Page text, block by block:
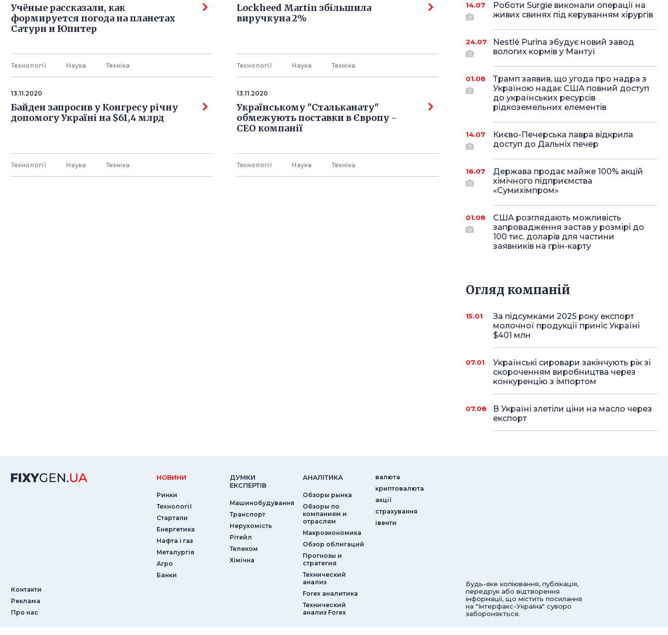
Учёные рассказали, как
формируется погода на планетах
Сатурн и Юпитер
Технології Наука Технiка
Lockheed Martin збільшила
виручкуна 2%
Технології Наука Технiка
13.11.2020
Байден запросив у Конгресу річну
допомогу Україні на $61,4 млрд
Технології Наука Технiка
13.11.2020
Українському "Стальканату"
обмежують поставки в Європу -
СЕО компанії
Технології Наука Технiка
14.07
Роботи Surgie виконали операції на
живих свинях під керуванням хірургів
24.07
Nestlé Purina збудує новий завод
вологих кормів у Мантуї
01.08
Трамп заявив, що угода про надра з
Україною надає США повний доступ
до українських ресурсів
рідкоземельних елементів
14.07
Києво-Печерська лавра відкрила
доступ до Дальніх печер
16.07
Держава продає майже 100% акцій
хімічного підприємства
«Сумихімпром»
01.08
США розглядають можливість
запровадження застав у розмірі до
100 тис. доларів для частини
заявників на грін-карту
Огляд компаній
15.01
За підсумками 2025 року експорт
молочної продукції приніс Україні
$401 млн
07.01
Українські сировари закінчують рік зі
скороченням виробництва через
конкуренцію з імпортом
07.08
В Україні злетіли ціни на масло через
експорт
Контакти
Реклама
Про нас
НОВИНИ
Ринки
Технології
Стартапи
Енергетика
Нафта і газ
Металургія
Агро
Банки
ДУМКИ
ЕКСПЕРТIВ
Машинобудування
Транспорт
Нерухомість
Рітейл
Телеком
Хімічна
АНАЛIТИКА
Обзоры рынка
Обзоры по
компаниям и
отраслям
Макроэкономика
Обзор облигаций
Прогнозы и
стратегия
Технический
анализ
Forex аналитика
Технический
анализ Forex
валюта
криптовалюта
акції
страхування
iвенти
Будь-яке копіювання, публікація,
передрук або відтворення
інформації, що містить посилання
на "Інтерфакс-Україна" суворо
забороняється.